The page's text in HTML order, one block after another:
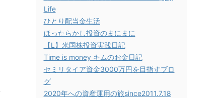
Life
ひとり配当金生活
ほったらかし投資のまにまに
【L】米国株投資実践日記
Time is money キムのお金日記
セミリタイア資金3000万円を目指すブロ
グ
2020年への資産運用の旅since2011.7.18